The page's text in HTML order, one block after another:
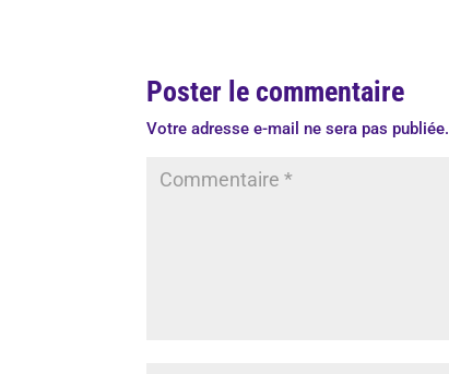
Poster le commentaire
Votre adresse e-mail ne sera pas publiée.